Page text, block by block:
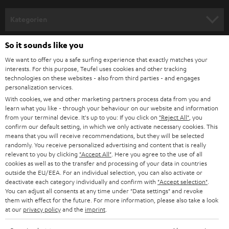
Erlebe die Neuauflage dieses Allrounders im neuen Look. Der BOOMSTER
IPX5 Norm) und besticht mit dem neuen intuitiven Bedienkonzept,
haptischen Buttons und integriertem Display. Aber nicht nur das Design
wurde überarbeitet. Das beliebte Bluetooth Soundsystem mit FM/UKW
verbessert. So verfügt der neue BOOMSTER über Bluetooth 5.0 mit apt-X®
für kabelloses Streamen von Musik/Podcast in CD-Qualität über Spotify
App & Co. Und unterstützt Multipoint (ein zweites Smartphone kann
gekoppelt werden). Die akustische Performance wird durch zwei
zusätzliche seitliche passive Bassmembrane unterstützt und darüber
hinaus ist ein mittig integrierter Frontfire-Subwoofer vorhanden. Kraftvolle
und präzise Bässe, die harmonisch ins Klangbild passen, sind damit
garantiert. Ein geschlossenes Gehäuse mit 2 Hoch-, und 2 Mitteltönern
runden das 2.1-Stereo-System mit Dynamore Technologie ab. Ebenfalls
haben wir einen „True wireless Stereo Modus“ integriert mit welchem du
nun zwei BOOMSTER als Stereosystem mit echter Kanaltrennung nutzen
kannst. Für die bequeme Bedienung ist eine IR-Fernbedienung dabei und
selbstverständlich sind auch ein AUX-Eingang für Zuspieler per
e
l
d
u
n
g
HEIMKINO
HEIMKINO-KOMPLETTANLAGEN
SOUNDBARS
STEREO
SMART HOME
BLUETOOTH-LAUTSPRECHER
KOPFHÖRER
BLUETOOTH-KOPFHÖRER
Unternehmen
SUPPORT
PRESSE & MARKETING
GESCHÄFTSKUNDEN
PARTNERPROGRAMM
BLOG
NEWSLETTER
Teufel Onlineshops
DEUTSCHLAND
ÖSTERREICH
SCHWEIZ
NIEDERLANDE
BELGIEN
So it sounds like you
We want to offer you a safe surfing experience that exactly matches your
interests. For this purpose, Teufel uses cookies and other tracking
technologies on these websites - also from third parties - and engages
personalization services.
With cookies, we and other marketing partners process data from you and
learn what you like - through your behaviour on our website and information
from your terminal device. It's up to you: If you click on "Reject All" , you
confirm our default setting, in which we only activate necessary cookies. This
means that you will receive recommendations, but they will be selected
randomly. You receive personalized advertising and content that is really
relevant to you by clicking "Accept All" . Here you agree to the use of all
cookies as well as to the transfer and processing of your data in countries
outside the EU/EEA. For an individual selection, you can also activate or
deactivate each category individually and confirm with "Accept selection"
You can adjust all consents at any time under "Data settings" and revoke
them with effect for the future. For more information, please also take a look
at our privacy policyand the imprint